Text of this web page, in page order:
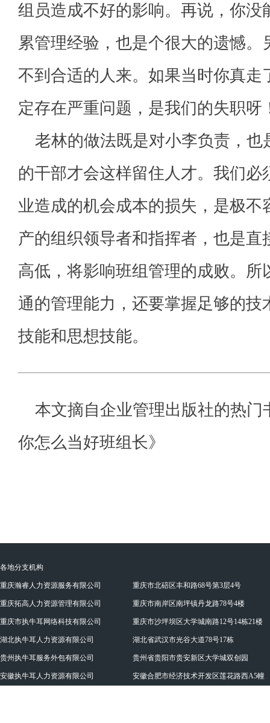
组员造成不好的影响。再说，你没
累管理经验，也是个很大的遗憾
不到合适的人来。如果当时你真走
定存在严重问题，是我们的失职呀
老林的做法既是对小李负责，
的干部才会这样留住人才。我们必
业造成的机会成本的损失，是极不
产的组织领导者和指挥者，也是
高低，将影响班组管理的成败。所
通的管理能力，还要掌握足够的技
技能和思想技能。
本文摘自企业管理出版社的热
你怎么当好班组长》
各地分支机构
重庆瀚睿人力资源服务有限公司 重庆市北碚区丰和路68号第3层4号
重庆拓高人力资源管理有限公司 重庆市南岸区南坪镇丹龙路78号4楼
重庆市执牛耳网络科技有限公司 重庆市沙坪坝区大学城南路12号14栋21楼
湖北执牛耳人力资源有限公司 湖北省武汉市光谷大道78号17栋
贵州执牛耳服务外包有限公司 贵州省贵阳市贵安新区大学城双创园
安徽执牛耳人力资源有限公司 安徽合肥市经济技术开发区莲花路西A5幢